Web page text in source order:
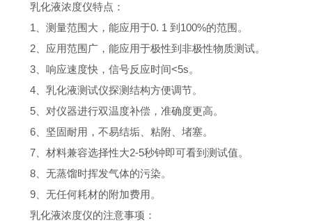
乳化液浓度仪特点：
1、测量范围大，能应用于0. 1 到100%的范围。
2、应用范围广，能应用于极性到非极性物质测试。
3、响应速度快，信号反应时间<5s。
4、乳化液测试仪探测结构方便调节。
5、对仪器进行双温度补偿，准确度更高。
6、坚固耐用，不易结垢、粘附、堵塞。
7、材料兼容选择性大2-5秒钟即可看到测试值。
8、无蒸馏时挥发气体的污染。
9、无任何耗材的附加费用。
乳化液浓度仪的注意事项：